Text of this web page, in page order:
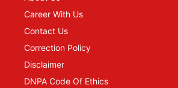
Career With Us
Contact Us
Correction Policy
Disclaimer
DNPA Code Of Ethics